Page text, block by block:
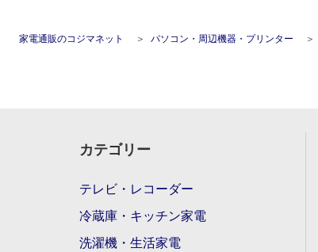
家電通販のコジマネット パソコン・周辺機器・プリンター
カテゴリー
テレビ・レコーダー
冷蔵庫・キッチン家電
洗濯機・生活家電